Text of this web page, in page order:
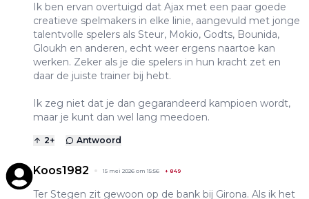
Ik ben ervan overtuigd dat Ajax met een paar goede
creatieve spelmakers in elke linie, aangevuld met jonge
talentvolle spelers als Steur, Mokio, Godts, Bounida,
Gloukh en anderen, echt weer ergens naartoe kan
werken. Zeker als je die spelers in hun kracht zet en
daar de juiste trainer bij hebt.
Ik zeg niet dat je dan gegarandeerd kampioen wordt,
maar je kunt dan wel lang meedoen.
2+ Antwoord
Koos1982 15 mei 2026 om 15:56 + 849
Ter Stegen zit gewoon op de bank bij Girona. Als ik het